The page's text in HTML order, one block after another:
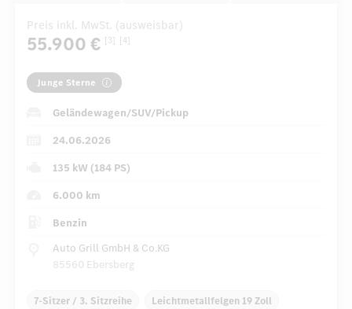
Preis inkl. MwSt. (ausweisbar)
55.900 € [3] [4]
Junge Sterne
Geländewagen/SUV/Pickup
24.06.2026
135 kW (184 PS)
6.000 km
Benzin
Auto Grill GmbH & Co.KG
85560 Ebersberg
7-Sitzer / 3. Sitzreihe Leichtmetallfelgen 19 Zoll